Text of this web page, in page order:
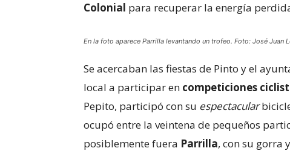
Colonial para recuperar la energía
En la foto aparece Parrilla levantando un trofeo. Foto: José Juan
Se acercaban las fiestas de Pinto y el
local a participar en competiciones
Pepito, participó con su espectacular
ocupó entre la veintena de pequeños
posiblemente fuera Parrilla, con su gorra